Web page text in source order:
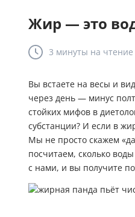
Жир — это
3 минуты на чтение
Вы встаете на весы и
через день — минус
стойких мифов в
субстанции? И если в
Мы не просто скажем
посчитаем, сколько
с нами, и вы получите